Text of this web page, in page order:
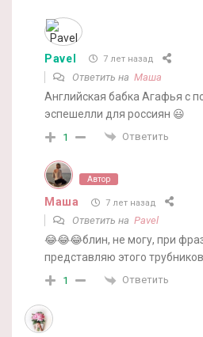
Pavel 7 лет назад
Ответить на Маша
Английская бабка Агафья с
эспешелли для россиян 😃
1 Ответить
Автор
Маша 7 лет назад
Ответить на Pavel
😂😂😂блин, не могу, при
представляю этого
1 Ответить